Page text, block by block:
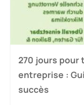
270 jours
entreprise :
succès